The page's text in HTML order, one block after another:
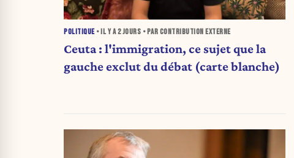
POLITIQUE • IL Y A2 JOURS • PAR CONTRIBUTION EXTERNE
Ceuta : l'immigration, ce sujet que la
gauche exclut du débat (carte blanche)